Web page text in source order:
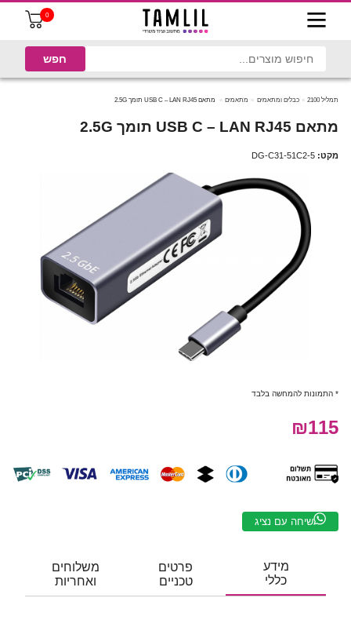
0
תמליל 2100 כבלים ומתאמים מתאמים מתאם USB C – LAN RJ45 תומך 2.5G
מתאם USB C – LAN RJ45 תומך 2.5G
מקט: DG-C31-51C2-5
* התמונות להמחשה בלבד
₪115
שיחה עם נציג
מידע
כללי
פרטים
טכניים
משלוחים
ואחריות